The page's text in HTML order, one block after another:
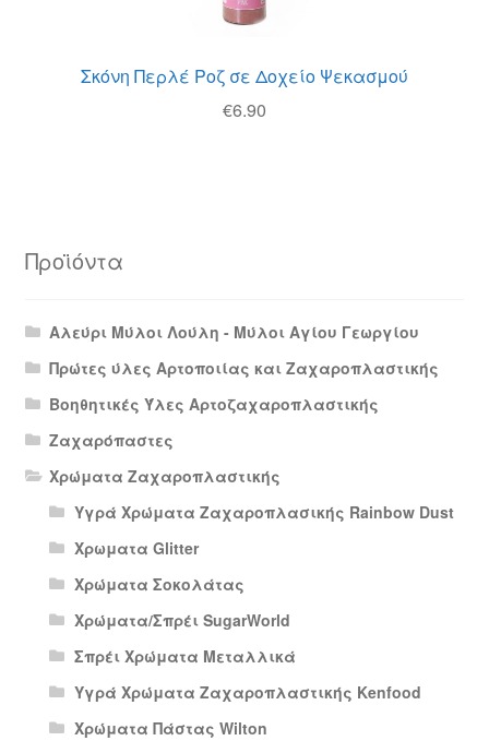
Σκόνη Περλέ Ροζ σε Δοχείο Ψεκασμού
€6.90
Προϊόντα
Αλεύρι Μύλοι Λούλη - Μύλοι Αγίου Γεωργίου
Πρώτες ύλες Αρτοποιίας και Ζαχαροπλαστικής
Βοηθητικές Ύλες Αρτοζαχαροπλαστικής
Ζαχαρόπαστες
Χρώματα Ζαχαροπλαστικής
Υγρά Χρώματα Ζαχαροπλασικής Rainbow Dust
Χρωματα Glitter
Χρώματα Σοκολάτας
Χρώματα/Σπρέι SugarWorld
Σπρέι Χρώματα Μεταλλικά
Υγρά Χρώματα Ζαχαροπλαστικής Kenfood
Χρώματα Πάστας Wilton